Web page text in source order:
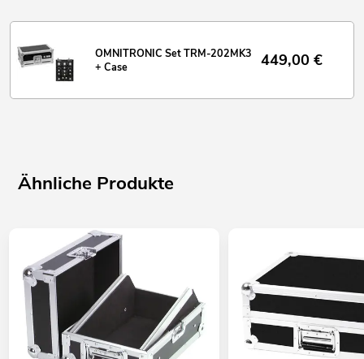
OMNITRONIC Set TRM-202MK3
+ Case
449,00 €
Ähnliche Produkte